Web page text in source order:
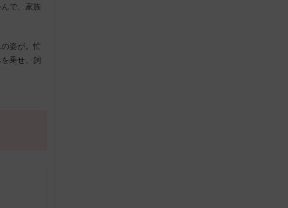
で、家族
姿が。忙
乗せ、飼